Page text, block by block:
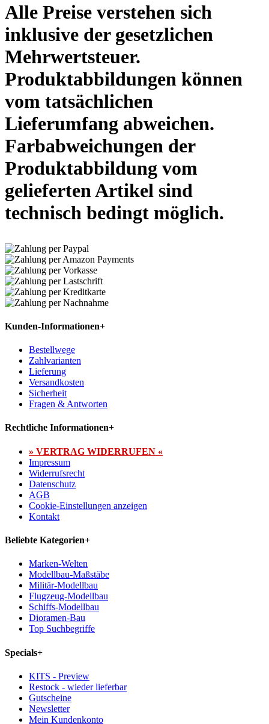
Alle Preise verstehen sich
inklusive der gesetzlichen
Mehrwertsteuer.
Produktabbildungen können
vom tatsächlichen
Lieferumfang abweichen.
Farbabweichungen der
Produktabbildung vom
gelieferten Artikel sind
technisch bedingt möglich.
Kunden-Informationen+
Bestellwege
Zahlvarianten
Lieferung
Versandkosten
Sicherheit
Fragen & Antworten
Rechtliche Informationen+
» VERTRAG WIDERRUFEN «
Impressum
Widerrufsrecht
Datenschutz
AGB
Cookie-Einstellungen anzeigen
Kontakt
Beliebte Kategorien+
Marken-Welten
Modellbau-Maßstäbe
Militär-Modellbau
Flugzeug-Modellbau
Schiffs-Modellbau
Dioramen-Bau
Top Suchbegriffe
Specials+
KITS - Preview
Restock - wieder lieferbar
Gutscheine
Newsletter
Mein Kundenkonto